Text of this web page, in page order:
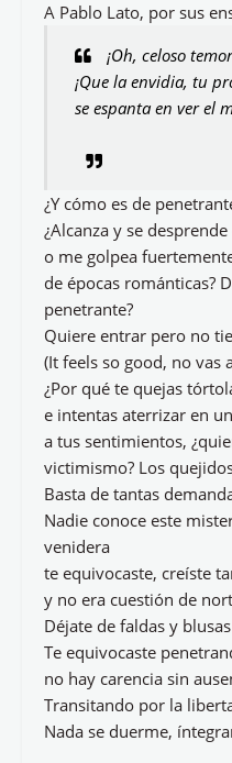
A Pablo Lato, por sus
¡Oh, celoso
¡Que la envidia, tu
se espanta en ver el
¿Y cómo es de
¿Alcanza y se
o me golpea
de épocas románticas?
penetrante?
Quiere entrar pero no
(It feels so good, no vas
¿Por qué te quejas
e intentas aterrizar en
a tus sentimientos,
victimismo? Los
Basta de tantas
Nadie conoce este
venidera
te equivocaste, creíste
y no era cuestión de
Déjate de faldas y
Te equivocaste
no hay carencia sin
Transitando por la
Nada se duerme,